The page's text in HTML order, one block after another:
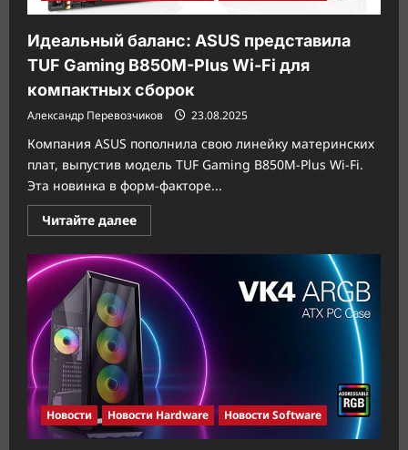
Идеальный баланс: ASUS представила
TUF Gaming B850M-Plus Wi-Fi для
компактных сборок
Александр Перевозчиков 23.08.2025
Компания ASUS пополнила свою линейку материнских
плат, выпустив модель TUF Gaming B850M-Plus Wi-Fi.
Эта новинка в форм-факторе...
Читайте далееПрочитать
больше
Идеальный
баланс:
ASUS
представила
TUF
Gaming
B850M-
Plus
Wi-
Fi
для
компактных
сборок
Новости Новости Hardware Новости Software